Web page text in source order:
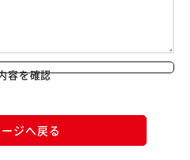
容を確認
ジへ戻る